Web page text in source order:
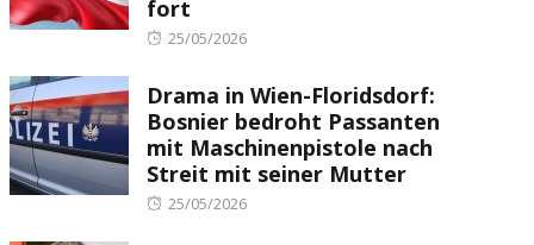
fort
Posted
25/05/2026
Drama in Wien-Floridsdorf:
Bosnier bedroht Passanten
mit Maschinenpistole nach
Streit mit seiner Mutter
Posted
25/05/2026